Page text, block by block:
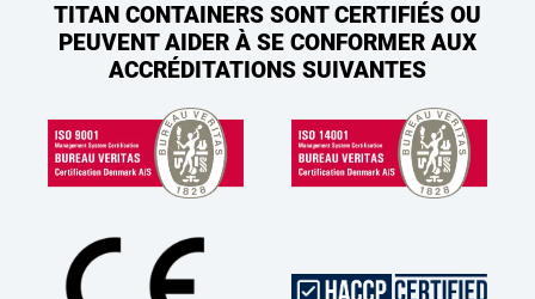
TITAN CONTAINERS SONT CERTIFIÉS OU
PEUVENT AIDER À SE CONFORMER AUX
ACCRÉDITATIONS SUIVANTES